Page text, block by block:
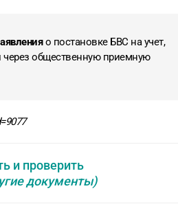
о постановке БВС на учет,
общественную приемную
и проверить
документы)